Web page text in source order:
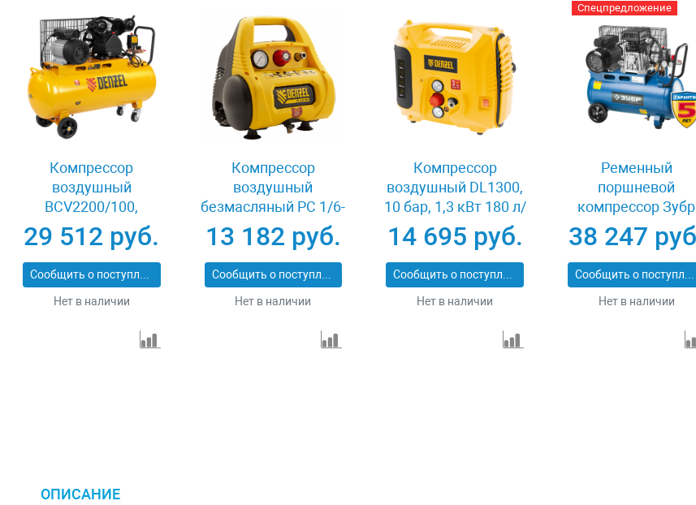
Компрессор
воздушный
BCV2200/100,
ременный привод,
2.2 кВт, 100 литров,
370 л/мин Denzel
58110
29 512 руб.
Сообщить о поступлении
Нет в наличии
Компрессор
воздушный
безмасляный РС 1/6-
180,1, 1 кВт, 180 л/
мин, 6 л Denzel 58057
13 182 руб.
Сообщить о поступлении
Нет в наличии
Компрессор
воздушный DL1300,
10 бар, 1,3 кВт 180 л/
мин 5 л, с набором
аксессуаров Denzel
58011
14 695 руб.
Сообщить о поступлении
Нет в наличии
Спецпредложение
Ременный
поршневой
компрессор Зубр
ЭКСПЕРТ ЗКПМ-
50-Р-2.2
38 247
Сообщить о поступлении
Нет в наличии
ОПИСАНИЕ